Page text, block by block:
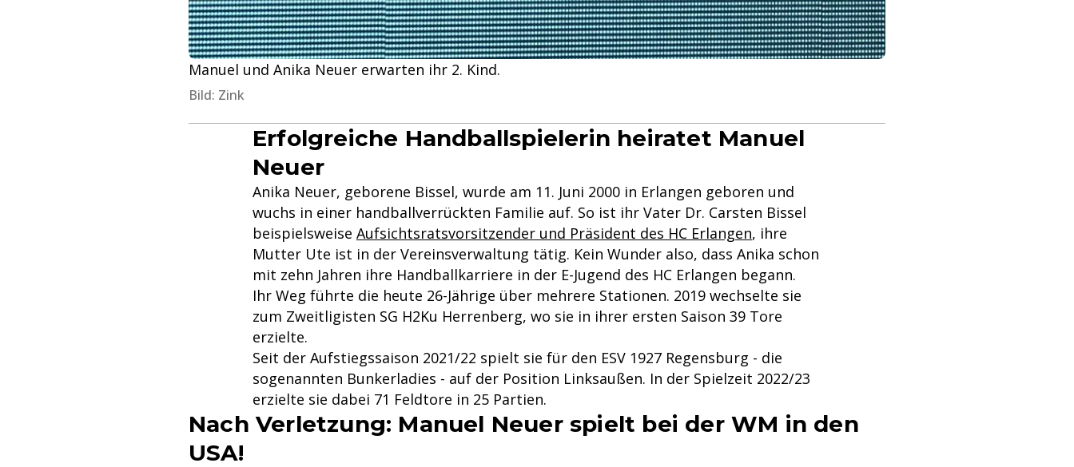
Manuel und Anika Neuer erwarten ihr 2. Kind.
Bild: Zink
Erfolgreiche Handballspielerin heiratet Manuel
Neuer
Anika Neuer, geborene Bissel, wurde am 11. Juni 2000 in Erlangen geboren und
wuchs in einer handballverrückten Familie auf. So ist ihr Vater Dr. Carsten Bissel
beispielsweise Aufsichtsratsvorsitzender und Präsident des HC Erlangen, ihre
Mutter Ute ist in der Vereinsverwaltung tätig. Kein Wunder also, dass Anika schon
mit zehn Jahren ihre Handballkarriere in der E-Jugend des HC Erlangen begann.
Ihr Weg führte die heute 26-Jährige über mehrere Stationen. 2019 wechselte sie
zum Zweitligisten SG H2Ku Herrenberg, wo sie in ihrer ersten Saison 39 Tore
erzielte.
Seit der Aufstiegssaison 2021/22 spielt sie für den ESV 1927 Regensburg - die
sogenannten Bunkerladies - auf der Position Linksaußen. In der Spielzeit 2022/23
erzielte sie dabei 71 Feldtore in 25 Partien.
Nach Verletzung: Manuel Neuer spielt bei der WM in den
USA!